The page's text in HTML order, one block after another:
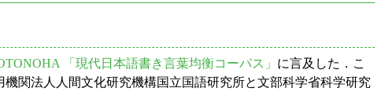
「現代日本語書き言葉均衡コーパス」 に言及した．こ
機関法人人間文化研究機構国立国語研究所と文部科学省科学研究